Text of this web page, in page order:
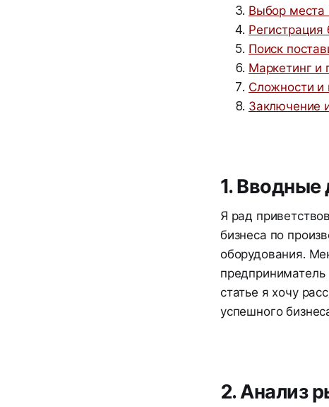
Выбор места
Регистрация
Поиск
Маркетинг и
Сложности и
Заключение
1. Вводные
Я рад
бизнеса по
оборудования.
статье я хочу
успешного
2. Анализ